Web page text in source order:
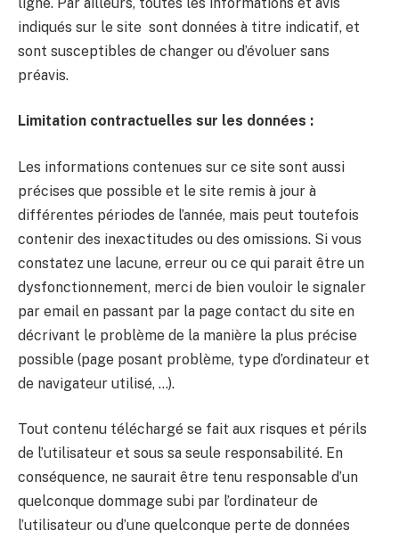
indiqués sur le site sont données à titre indicatif, et
sont susceptibles de changer ou d’évoluer sans
préavis.
Limitation contractuelles sur les données :
Les informations contenues sur ce site sont aussi
précises que possible et le site remis à jour à
différentes périodes de l’année, mais peut toutefois
contenir des inexactitudes ou des omissions. Si vous
constatez une lacune, erreur ou ce qui parait être un
dysfonctionnement, merci de bien vouloir le signaler
par email en passant par la page contact du site en
décrivant le problème de la manière la plus précise
possible (page posant problème, type d’ordinateur et
de navigateur utilisé, …).
Tout contenu téléchargé se fait aux risques et périls
de l’utilisateur et sous sa seule responsabilité. En
conséquence, ne saurait être tenu responsable d’un
quelconque dommage subi par l’ordinateur de
l’utilisateur ou d’une quelconque perte de données